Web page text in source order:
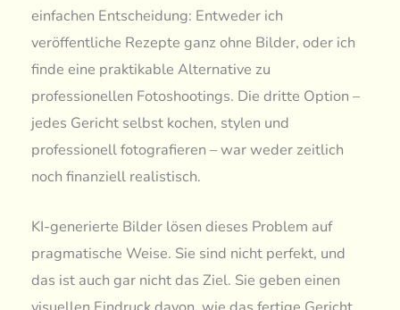
einfachen Entscheidung: Entweder ich
veröffentliche Rezepte ganz ohne Bilder, oder ich
finde eine praktikable Alternative zu
professionellen Fotoshootings. Die dritte Option –
jedes Gericht selbst kochen, stylen und
professionell fotografieren – war weder zeitlich
noch finanziell realistisch.
KI-generierte Bilder lösen dieses Problem auf
pragmatische Weise. Sie sind nicht perfekt, und
das ist auch gar nicht das Ziel. Sie geben einen